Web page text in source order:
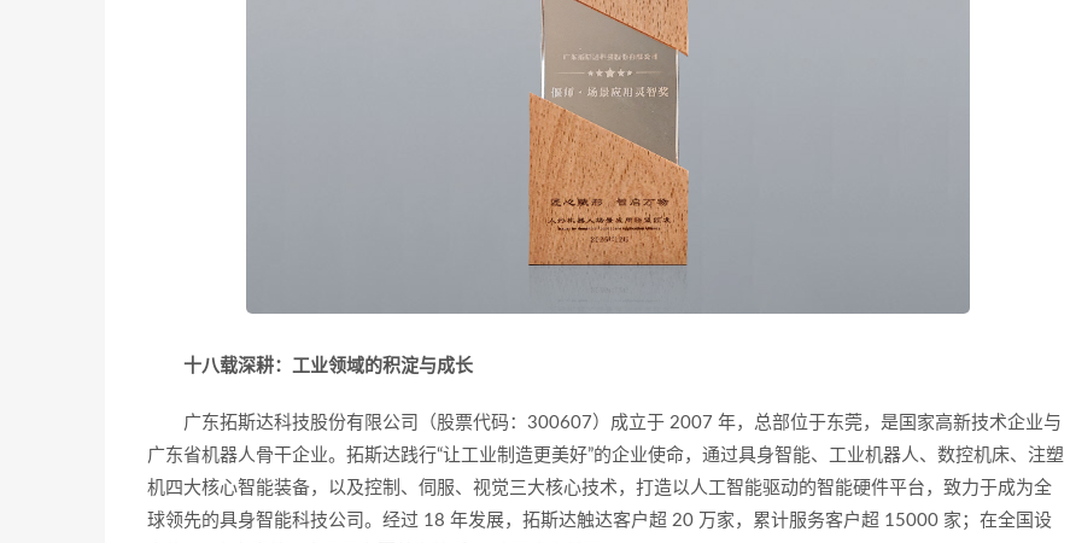
十八载深耕：工业领域的积淀与成长
广东拓斯达科技股份有限公司（股票代码：300607）成立于 2007 年，总部位于东莞，是国家高新技术企业与
广东省机器人骨干企业。拓斯达践行“让工业制造更美好”的企业使命，通过具身智能、工业机器人、数控机床、注塑
机四大核心智能装备，以及控制、伺服、视觉三大核心技术，打造以人工智能驱动的智能硬件平台，致力于成为全
球领先的具身智能科技公司。经过 18 年发展，拓斯达触达客户超 20 万家，累计服务客户超 15000 家；在全国设